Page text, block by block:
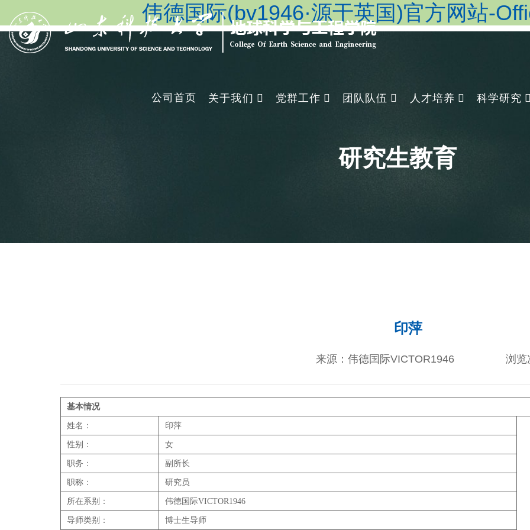
伟德国际(bv1946·源于英国)官方网站-
公司首页 关于我们 党群工作 团队队伍 人才培养 科学研究
研究生教育
印萍
来源：伟德国际VICTOR1946 浏览
基本情况
姓名： 印萍
性别： 女
职务： 副所长
职称： 研究员
所在系别： 伟德国际VICTOR1946
导师类别： 博士生导师